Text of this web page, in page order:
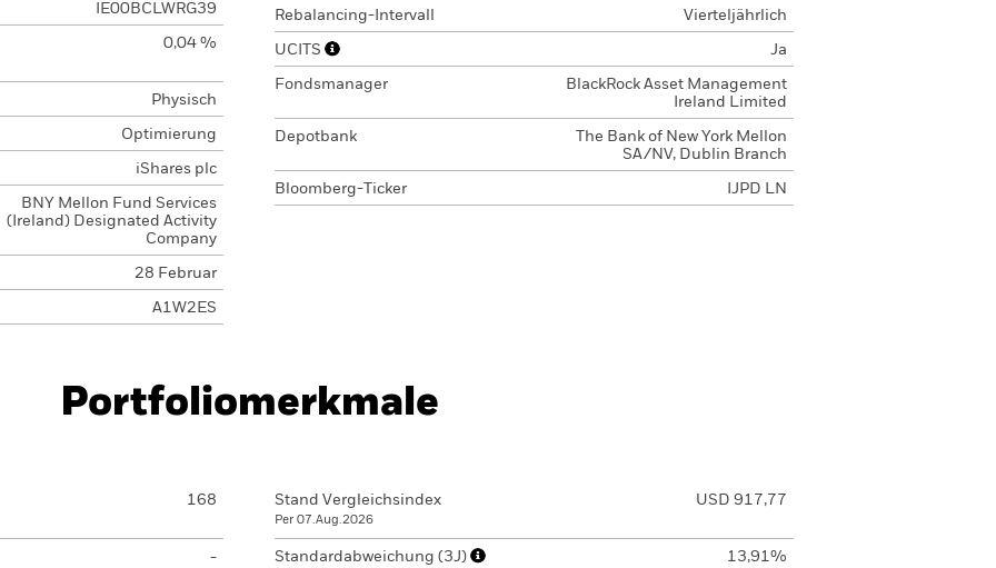
IE00BCLWRG39
0,04 %
Physisch
Optimierung
iShares plc
BNY Mellon Fund Services
(Ireland) Designated Activity
Company
28 Februar
A1W2ES
Rebalancing-Intervall Vierteljährlich
UCITS Ja
Fondsmanager
BlackRock Asset Management
Ireland Limited
Depotbank
The Bank of New York Mellon
SA/NV, Dublin Branch
Bloomberg-Ticker IJPD LN
Portfoliomerkmale
168
-
Stand Vergleichsindex
Per 07.Aug.2026
USD 917,77
Standardabweichung (3J) 13,91%